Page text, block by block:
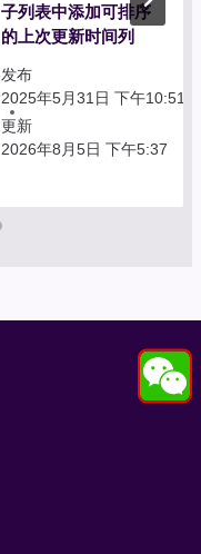
子列表中添加可排序
的上次更新时间列
发布
2025年5月31日 下午10:51
更新
2026年8月5日 下午5:37